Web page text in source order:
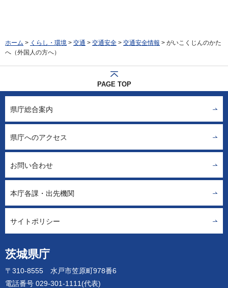
ホーム > くらし・環境 > 交通 > 交通安全 > 交通安全情報 > がいこくじんのかた
へ（外国人の方へ）
PAGE TOP
茨城県庁
〒310-8555 水戸市笠原町978番6
電話番号 029-301-1111(代表)
県庁総合案内
県庁へのアクセス
お問い合わせ
本庁各課・出先機関
サイトポリシー